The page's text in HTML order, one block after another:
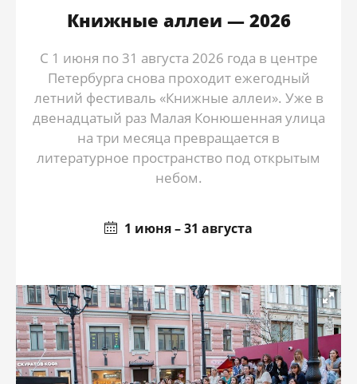
Книжные аллеи — 2026
С 1 июня по 31 августа 2026 года в центре
Петербурга снова проходит ежегодный
летний фестиваль «Книжные аллеи». Уже в
двенадцатый раз Малая Конюшенная улица
на три месяца превращается в
литературное пространство под открытым
небом.
1 июня – 31 августа